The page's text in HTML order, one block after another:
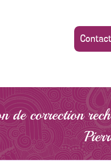
de correction